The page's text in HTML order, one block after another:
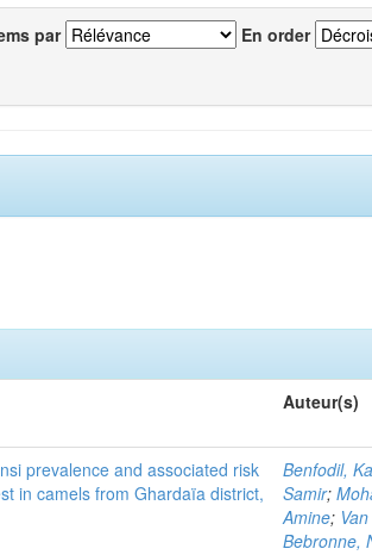
par En order
Auteur(s)
prevalence and associated risk
in camels from Ghardaïa district,
Benfodil,
Samir;
Amine;
Bebronne,